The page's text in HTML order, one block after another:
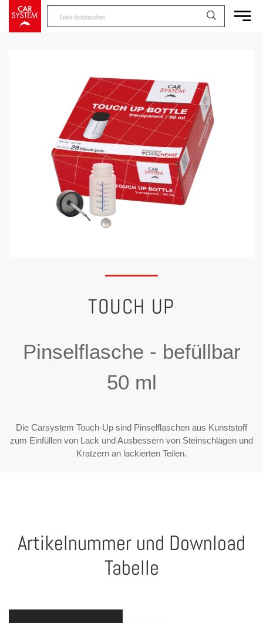
TOUCH UP
Pinselflasche - befüllbar
50 ml
Die Carsystem Touch-Up sind Pinselflaschen aus Kunststoff
zum Einfüllen von Lack und Ausbessern von Steinschlägen und
Kratzern an lackierten Teilen.
Artikelnummer und Download
Tabelle